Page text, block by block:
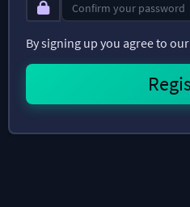
By signing up you agree to our